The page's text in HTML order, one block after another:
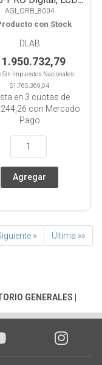
Plataforma 4
Barras, 7.5kg
AGI_ORB_8004
con Stock
DLAB
1.950.732,79
Sin Impuestos Nacionales:
$1.765.369,04
en 3 cuotas de
con Mercado
Pago
» Última »»
GENERALES